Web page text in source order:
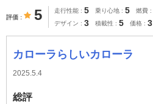
評価 5 走行性能 5 乗り心地 5 燃費
デザイン 3 積載性 5 価格 3
カローラらしいカローラ
2025.5.4
総評